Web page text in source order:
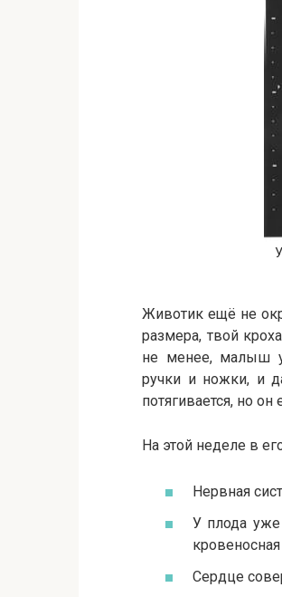
Животик ещё не
размера, твой
не менее, малыш
ручки и ножки, и
потягивается, но
На этой неделе в
Нервная
У плода уже
Сердце